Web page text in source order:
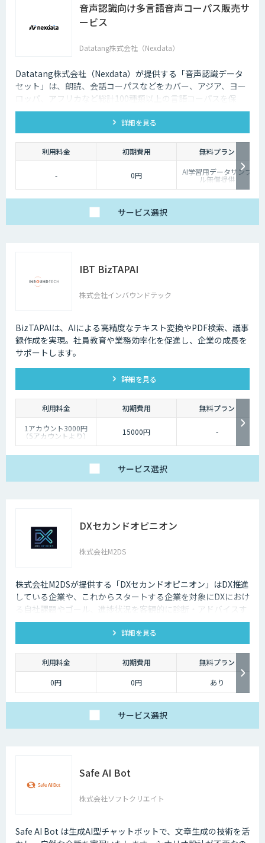
音声認識向け多言語音声コーパス販売サ
ービス
Datatang株式会社（Nexdata）
Datatang株式会社（Nexdata）が提供する「音声認識データ
セット」は、朗読、会話コーパスなどをカバー、アジア、ヨー
ロッパ、アフリカなど総計100種類以上の言語コーパスを保
有、様々な音声認識・合成タスクに対応可能です。
詳細を見る
利用料金 初期費用 無料プラン
- 0円 AI学習用データサンプ
ル無償提供
サービス選択
IBT BizTAPAI
株式会社インバウンドテック
BizTAPAIは、AIによる高精度なテキスト変換やPDF検索、議事
録作成を実現。社員教育や業務効率化を促進し、企業の成長を
サポートします。
詳細を見る
利用料金 初期費用
無料プラン
1アカウント3000円
（5アカウントより） 15000円 -
サービス選択
DXセカンドオピニオン
株式会社M2DS
株式会社M2DSが提供する「DXセカンドオピニオン」はDX推進
している企業や、これからスタートする企業を対象にDXにおけ
る自社課題やゴール、進捗状況を客観的に診断・アドバイスす
るサービスです
詳細を見る
利用料金 初期費用
無料プラン
0円
0円 あり
サービス選択
Safe AI Bot
株式会社ソフトクリエイト
Safe AI Bot は生成AI型チャットボットで、文章生成の技術を活